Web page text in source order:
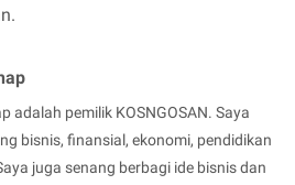
adalah pemilik KOSNGOSAN. Saya
bisnis, finansial, ekonomi, pendidikan
juga senang berbagi ide bisnis dan